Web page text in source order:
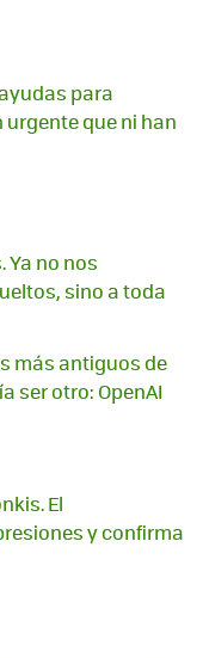
para
urgente que ni han
Ya no nos
sino a toda
más antiguos de
ser otro: OpenAI
El
y confirma